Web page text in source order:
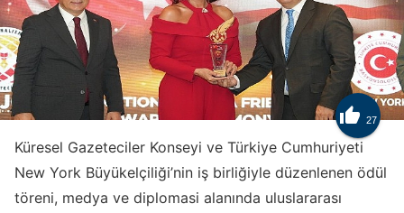
 27
Küresel Gazeteciler Konseyi ve Türkiye Cumhuriyeti
New York Büyükelçiliği’nin iş birliğiyle düzenlenen ödül
töreni, medya ve diplomasi alanında uluslararası